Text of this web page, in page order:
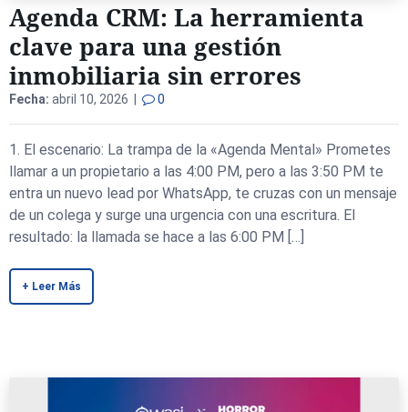
Agenda CRM: La herramienta
clave para una gestión
inmobiliaria sin errores
Fecha: abril 10, 2026 | 0
1. El escenario: La trampa de la «Agenda Mental» Prometes
llamar a un propietario a las 4:00 PM, pero a las 3:50 PM te
entra un nuevo lead por WhatsApp, te cruzas con un mensaje
de un colega y surge una urgencia con una escritura. El
resultado: la llamada se hace a las 6:00 PM […]
+ Leer Más